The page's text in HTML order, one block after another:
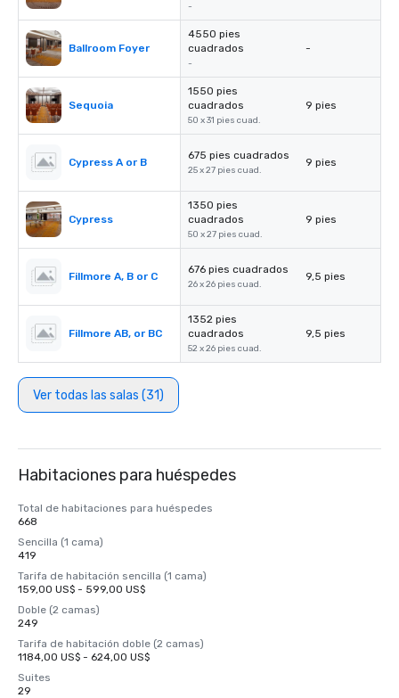
-
Ballroom Foyer
4550 pies
cuadrados
-
-
Sequoia
1550 pies
cuadrados
50 x 31 pies cuad.
9 pies
Cypress A or B
675 pies cuadrados
25 x 27 pies cuad.
9 pies
Cypress
1350 pies
cuadrados
50 x 27 pies cuad.
9 pies
Fillmore A, B or C
676 pies cuadrados
26 x 26 pies cuad.
9,5 pies
Fillmore AB, or BC
1352 pies
cuadrados
52 x 26 pies cuad.
9,5 pies
Ver todas las salas (31)
Habitaciones para huéspedes
Total de habitaciones para huéspedes
668
Sencilla (1 cama)
419
Tarifa de habitación sencilla (1 cama)
159,00 US$ - 599,00 US$
Doble (2 camas)
249
Tarifa de habitación doble (2 camas)
1184,00 US$ - 624,00 US$
Suites
29